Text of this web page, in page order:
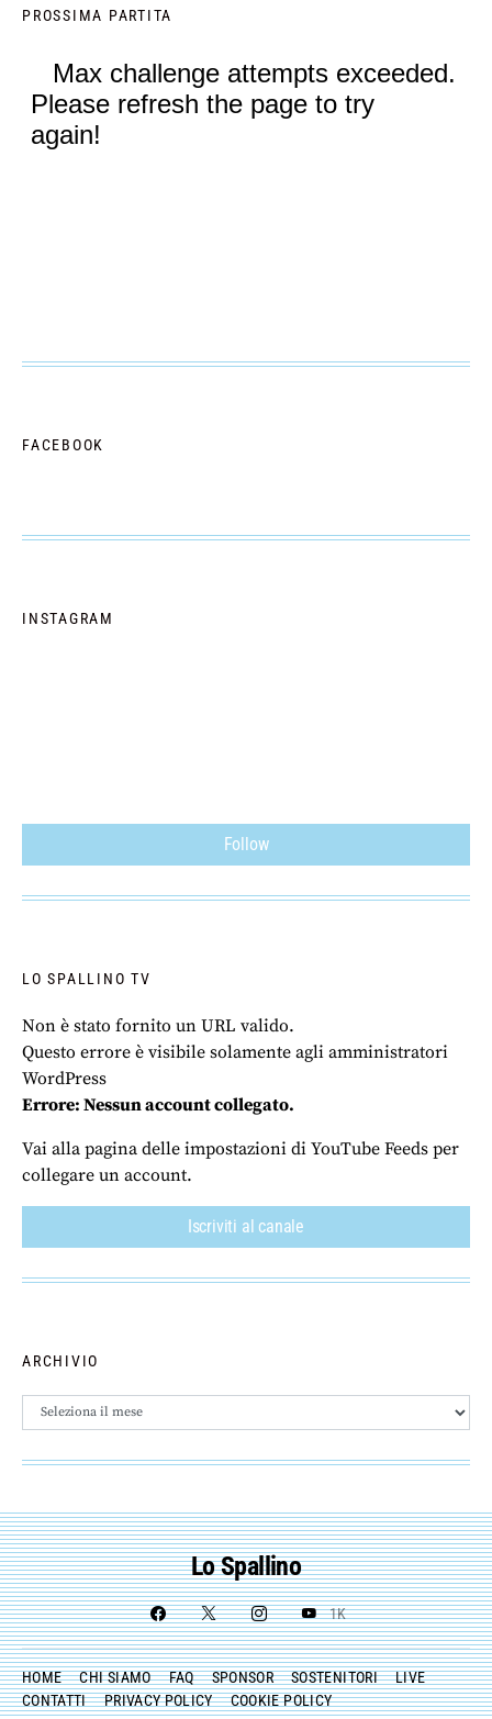
PROSSIMA PARTITA
FACEBOOK
INSTAGRAM
Follow
LO SPALLINO TV
Non è stato fornito un URL valido.
Questo errore è visibile solamente agli amministratori
WordPress
Errore: Nessun account collegato.
Vai alla pagina delle impostazioni di YouTube Feeds per
collegare un account.
Iscriviti al canale
ARCHIVIO
Archivio
Lo Spallino
1K
HOME CHI SIAMO FAQ SPONSOR SOSTENITORI
LIVE
CONTATTI
PRIVACY POLICY COOKIE POLICY